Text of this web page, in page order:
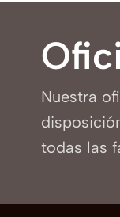
Nuestra
todas las